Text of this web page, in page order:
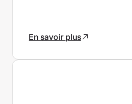
En savoir plus